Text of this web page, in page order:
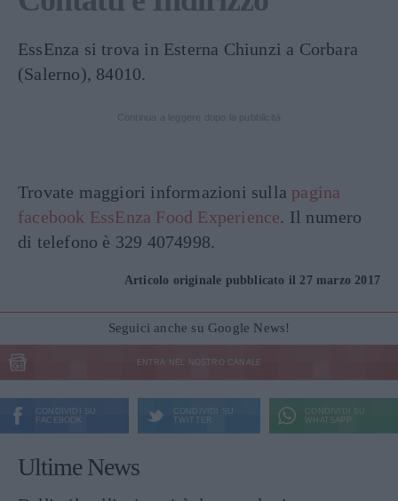
EssEnza si trova in Esterna Chiunzi a Corbara
(Salerno), 84010.
Trovate maggiori informazioni sulla pagina
facebook EssEnza Food Experience. Il numero
di telefono è 329 4074998.
Articolo originale pubblicato il 27 marzo 2017
Seguici anche su Google News!
ENTRA NEL NOSTRO CANALE
CONDIVIDI SU
FACEBOOK
CONDIVIDI SU
TWITTER
CONDIVIDI SU
WHATSAPP
Ultime News